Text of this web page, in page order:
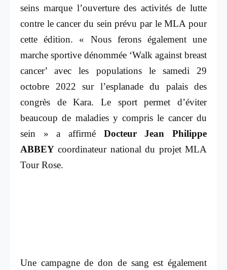
seins marque l’ouverture des activités de lutte
contre le cancer du sein prévu par le MLA pour
cette édition. « Nous ferons également une
marche sportive dénommée ‘Walk against breast
cancer’ avec les populations le samedi 29
octobre 2022 sur l’esplanade du palais des
congrès de Kara. Le sport permet d’éviter
beaucoup de maladies y compris le cancer du
sein » a affirmé Docteur Jean Philippe
ABBEY coordinateur national du projet MLA
Tour Rose.
Une campagne de don de sang est également